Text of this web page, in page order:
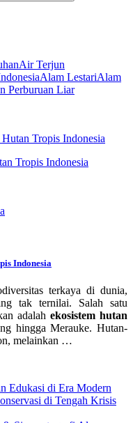
Air Terjun
Alam LestariAlam
Perburuan Liar
Tropis Indonesia
Indonesia
terkaya di dunia,
tak ternilai. Salah satu
adalahekosistem hutan
hingga Merauke. Hutan-
melainkan …
Edukasi di Era Modern
di Tengah Krisis